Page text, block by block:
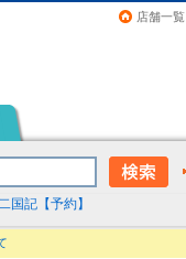
店舗一覧
国記【予約】